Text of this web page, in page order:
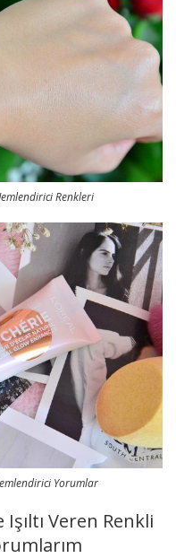
Renkleri
Yorumlar
Veren Renkli